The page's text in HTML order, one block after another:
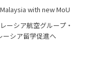
with new MoU
ーシア航空グループ・
ーシア留学促進へ